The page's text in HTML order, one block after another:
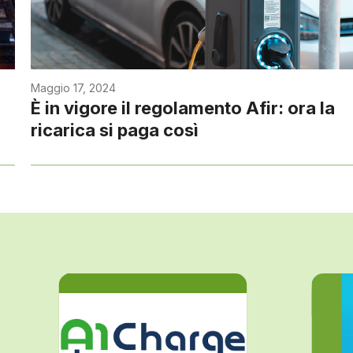
Maggio 17, 2024
È in vigore il regolamento Afir: ora la
ricarica si paga così